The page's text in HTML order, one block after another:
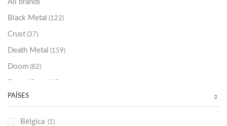
All brands
Black Metal (122)
Crust (37)
Death Metal (159)
Doom (82)
Grindcore
PAÍSES
Bélgica (1)